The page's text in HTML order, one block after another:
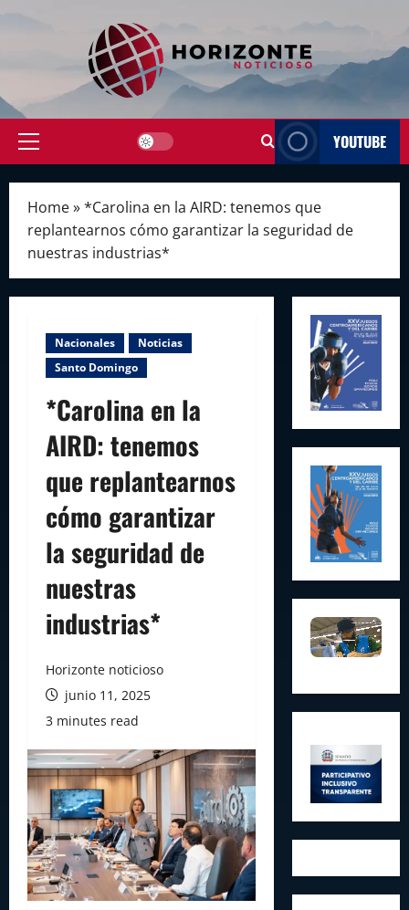
Primary
YOUTUBE
Home»*Carolina en la AIRD: tenemos que
replantearnos cómo garantizar la seguridad de
nuestras industrias*
Nacionales
Noticias
Santo Domingo
*Carolina en la
AIRD: tenemos
que replantearnos
cómo garantizar
la seguridad de
nuestras
industrias*
Horizonte noticioso
junio 11, 2025
3 minutes read